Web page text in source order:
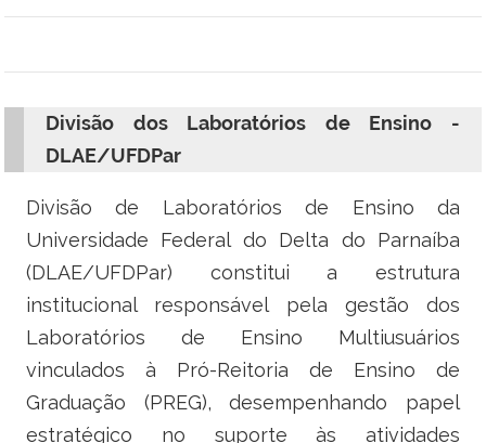
Ministério dos Transportes, Portos e Aviação Civil
Ministério da Agricultura, Pecuária e Abastecimento
Ministério da Educação
Ministério da Cultura
Ministério do Desenvolvimento Social
Ministério da Saúde
Ministério de Minas e Energia
Divisão dos Laboratórios de Ensino -
DLAE/UFDPar
Divisão de Laboratórios de Ensino da
Universidade Federal do Delta do Parnaíba
(DLAE/UFDPar) constitui a estrutura
institucional responsável pela gestão dos
Laboratórios de Ensino Multiusuários
vinculados à Pró-Reitoria de Ensino de
Graduação (PREG), desempenhando papel
estratégico no suporte às atividades